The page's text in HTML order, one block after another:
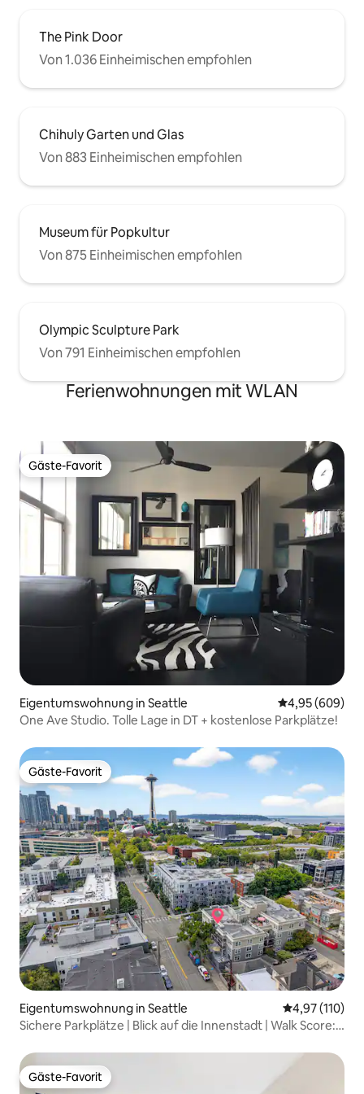
The Pink Door
Von 1.036 Einheimischen empfohlen
Chihuly Garten und Glas
Von 883 Einheimischen empfohlen
Museum für Popkultur
Von 875 Einheimischen empfohlen
Olympic Sculpture Park
Von 791 Einheimischen empfohlen
Ferienwohnungen mit WLAN
Gäste-Favorit
Gäste-Favorit
Eigentumswohnung in Seattle
4,95 (609)
One Ave Studio. Tolle Lage in DT + kostenlose Parkplätze!
Gäste-Favorit
Gäste-Favorit
Eigentumswohnung in Seattle
4,97 (110)
Sichere Parkplätze | Blick auf die Innenstadt | Walk Score:
Gäste-Favorit
Gäste-Favorit